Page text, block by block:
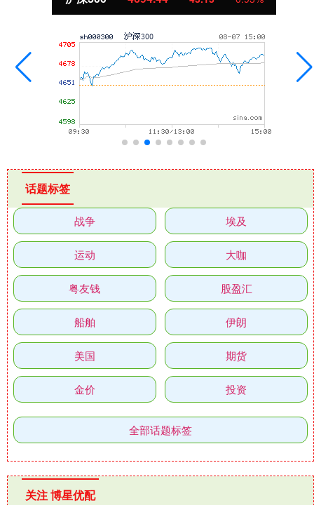
话题标签
战争 埃及
运动 大咖
粤友钱 股盈汇
船舶 伊朗
美国 期货
金价 投资
全部话题标签
关注 博星优配